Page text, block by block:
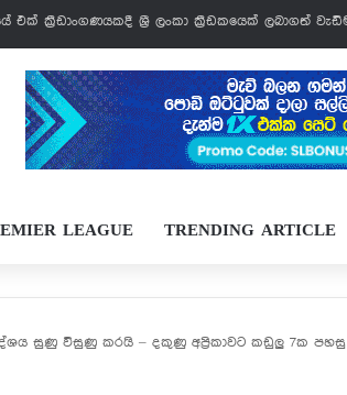
LEAGUE TRENDING ARTICLE
සුණු විසුණු කරයි – දකුණු අප්‍රිකාවට කඩුලු 7ක පහසු